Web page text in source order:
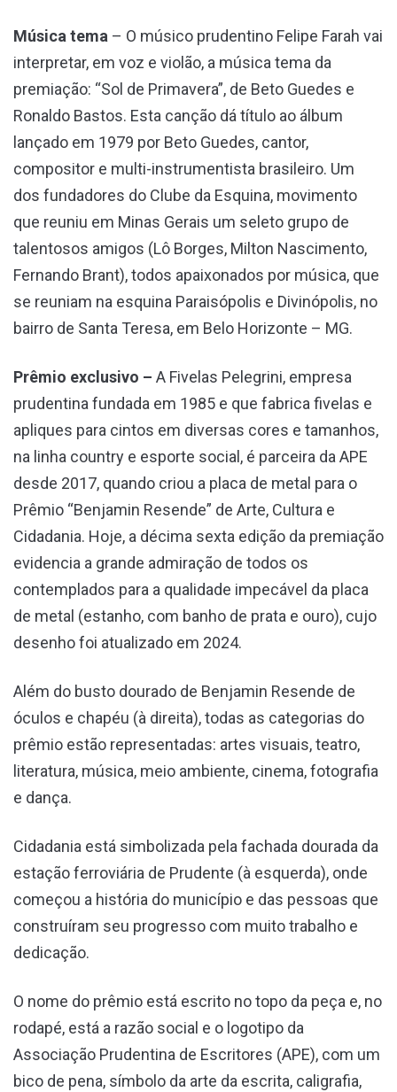
Música tema – O músico prudentino Felipe Farah vai
interpretar, em voz e violão, a música tema da
premiação: “Sol de Primavera”, de Beto Guedes e
Ronaldo Bastos. Esta canção dá título ao álbum
lançado em 1979 por Beto Guedes, cantor,
compositor e multi-instrumentista brasileiro. Um
dos fundadores do Clube da Esquina, movimento
que reuniu em Minas Gerais um seleto grupo de
talentosos amigos (Lô Borges, Milton Nascimento,
Fernando Brant), todos apaixonados por música, que
se reuniam na esquina Paraisópolis e Divinópolis, no
bairro de Santa Teresa, em Belo Horizonte – MG.
Prêmio exclusivo – A Fivelas Pelegrini, empresa
prudentina fundada em 1985 e que fabrica fivelas e
apliques para cintos em diversas cores e tamanhos,
na linha country e esporte social, é parceira da APE
desde 2017, quando criou a placa de metal para o
Prêmio “Benjamin Resende” de Arte, Cultura e
Cidadania. Hoje, a décima sexta edição da premiação
evidencia a grande admiração de todos os
contemplados para a qualidade impecável da placa
de metal (estanho, com banho de prata e ouro), cujo
desenho foi atualizado em 2024.
Além do busto dourado de Benjamin Resende de
óculos e chapéu (à direita), todas as categorias do
prêmio estão representadas: artes visuais, teatro,
literatura, música, meio ambiente, cinema, fotografia
e dança.
Cidadania está simbolizada pela fachada dourada da
estação ferroviária de Prudente (à esquerda), onde
começou a história do município e das pessoas que
construíram seu progresso com muito trabalho e
dedicação.
O nome do prêmio está escrito no topo da peça e, no
rodapé, está a razão social e o logotipo da
Associação Prudentina de Escritores (APE), com um
bico de pena, símbolo da arte da escrita, caligrafia,